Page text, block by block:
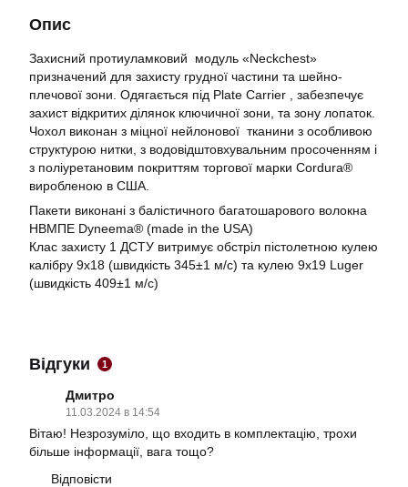
Опис
Захисний протиуламковий модуль «Neckchest»
призначений для захисту грудної частини та шейно-
плечової зони. Одягається під Plate Carrier , забезпечує
захист відкритих ділянок ключичної зони, та зону лопаток.
Чохол виконан з міцної нейлонової тканини з особливою
структурою нитки, з водовідштовхувальним просоченням і
з поліуретановим покриттям торгової марки Cordura®
виробленою в США.
Пакети виконані з балістичного багатошарового волокна
НВМПЕ Dyneema® (made in the USA)
Клас захисту 1 ДСТУ витримує обстріл пістолетною кулею
калібру 9х18 (швидкість 345±1 м/c) та кулею 9х19 Luger
(швидкість 409±1 м/c)
Відгуки 1
Дмитро
11.03.2024 в 14:54
Вітаю! Незрозуміло, що входить в комплектацію, трохи
більше інформації, вага тощо?
Відповісти